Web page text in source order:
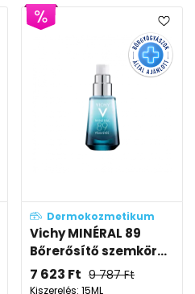
Dermokozmetikum
Vichy MINÉRAL 89
Bőrerősítő szemkör...
7 623 Ft 9 787Ft
Kiszerelés: 15ML